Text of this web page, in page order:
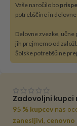
Vaše naročilo bo
potrebščine in
Delovne zvezke, učne
jih prejmemo od
Šolske potrebščine
Zadovoljni
95 % kupcev nas
zanesljivi,